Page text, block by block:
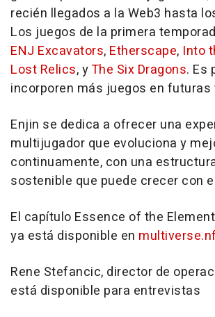
recién llegados a la Web3 hasta
Los juegos de la primera
ENJ Excavators, Etherscape, Into
Lost Relics, yThe Six Dragons. Es
incorporen más juegos en futuras
Enjin se dedica a ofrecer una
multijugador que evoluciona y
continuamente, con una
sostenible que puede crecer con
El capítulo Essence of the
ya está disponible en
Rene Stefancic, director de
está disponible para entrevistas